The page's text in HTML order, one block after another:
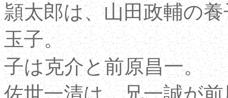
頴太郎は、山田政輔の
玉子。
子は克介と前原昌一。
佐世一清は、兄一誠が